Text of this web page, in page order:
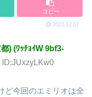
コピー
2022.12.07
) (ﾜｯﾁｮｲW 9bf3-
ID:JUxzyLKw0
ど今回のエミリオは全